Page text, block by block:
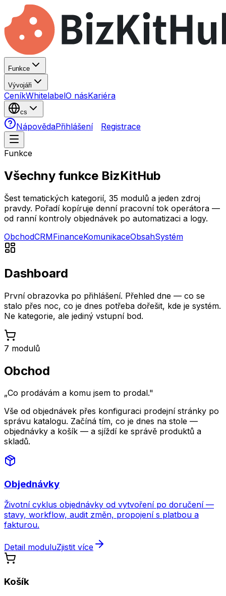
Funkce
Vývojáři
CeníkWhitelabelO násKariéra
cs
NápovědaPřihlášení Registrace
Funkce
Všechny funkce BizKitHub
Šest tematických kategorií, 35 modulů a jeden zdroj
pravdy. Pořadí kopíruje denní pracovní tok operátora —
od ranní kontroly objednávek po automatizaci a logy.
ObchodCRMFinanceKomunikaceObsahSystém
Dashboard
První obrazovka po přihlášení. Přehled dne — co se
stalo přes noc, co je dnes potřeba dořešit, kde je systém.
Ne kategorie, ale jediný vstupní bod.
7 modulů
Obchod
„Co prodávám a komu jsem to prodal."
Vše od objednávek přes konfiguraci prodejní stránky po
správu katalogu. Začíná tím, co je dnes na stole —
objednávky a košík — a sjíždí ke správě produktů a
skladů.
Objednávky
Životní cyklus objednávky od vytvoření po doručení —
stavy, workflow, audit změn, propojení s platbou a
fakturou.
Detail moduluZjistit více
Košík